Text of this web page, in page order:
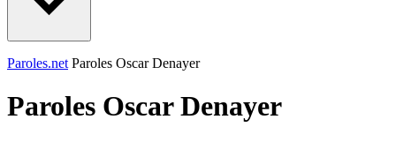
Paroles.net Paroles Oscar Denayer
Paroles Oscar Denayer